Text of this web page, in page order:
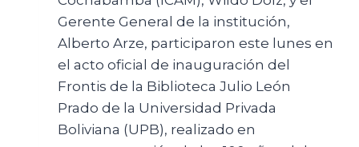
Gerente General de la institución,
Alberto Arze, participaron este lunes en
el acto oficial de inauguración del
Frontis de la Biblioteca Julio León
Prado de la Universidad Privada
Boliviana (UPB), realizado en